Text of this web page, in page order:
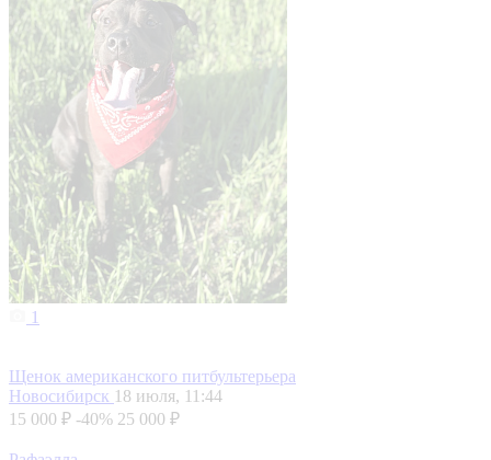
1
Щенок американского питбультерьера
Новосибирск 18 июля, 11:44
15 000 ₽ -40% 25 000 ₽